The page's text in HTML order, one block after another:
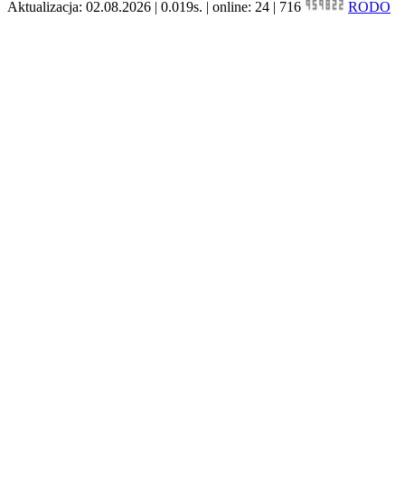
Aktualizacja: 02.08.2026 | 0.019s. | online: 24 | 716 RODO